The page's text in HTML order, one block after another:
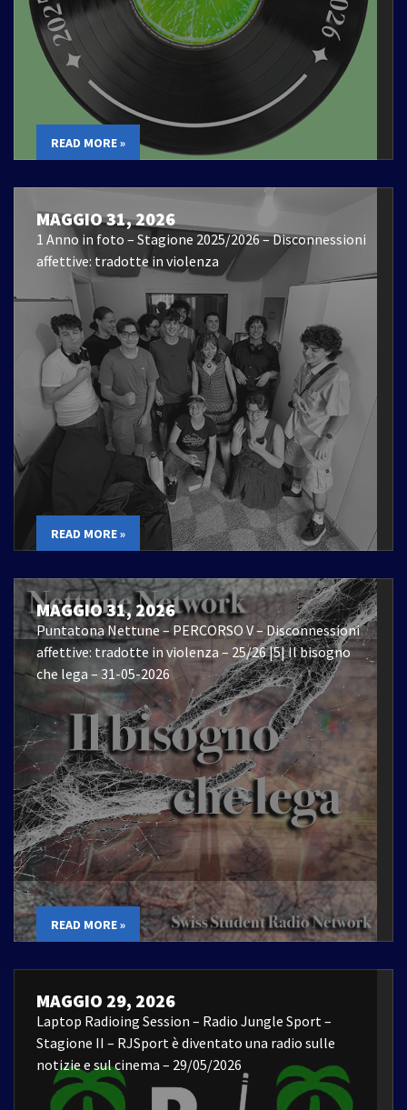
READ MORE »
MAGGIO 31, 2026
1 Anno in foto – Stagione 2025/2026 – Disconnessioni
affettive: tradotte in violenza
READ MORE »
MAGGIO 31, 2026
Puntatona Nettune – PERCORSO V – Disconnessioni
affettive: tradotte in violenza – 25/26 |5| Il bisogno
che lega – 31-05-2026
READ MORE »
MAGGIO 29, 2026
Laptop Radioing Session – Radio Jungle Sport –
Stagione II – RJSport è diventato una radio sulle
notizie e sul cinema – 29/05/2026